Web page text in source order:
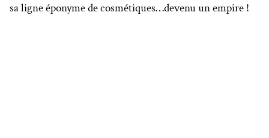
sa ligne éponyme de cosmétiques…devenu un empire !